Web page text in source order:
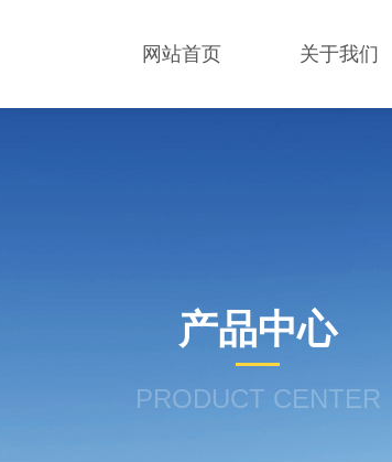
网站首页 关于我们
产品中心
PRODUCT CENTER